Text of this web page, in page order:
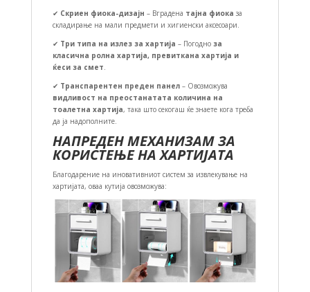
✔ Скриен фиока-дизајн – Вградена тајна фиока за
складирање на мали предмети и хигиенски аксесоари.
✔ Три типа на излез за хартија – Погодно за
класична ролна хартија, превиткана хартија и
ќеси за смет.
✔ Транспарентен преден панел– Овозможува
видливост на преостанатата количина на
тоалетна хартија, така што секогаш ќе знаете кога треба
да ја надополните.
НАПРЕДЕН МЕХАНИЗАМ ЗА
КОРИСТЕЊЕ НА ХАРТИЈАТА
Благодарение на иновативниот систем за извлекување на
хартијата, оваа кутија овозможува: